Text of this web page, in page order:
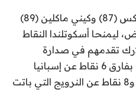
غير أن هدفين من ليندون دايكس (87) وكيني ماكلين (89)
ليمنحا أسكوتلندا النقاط
تقدمهم في صدارة
المجموعة الأولى إلى 9 نقاط، بفارق 6 نقاط عن إسبانيا
الثانية التي لعبت مباراة أقل، و8 نقاط عن النرويج التي باتت